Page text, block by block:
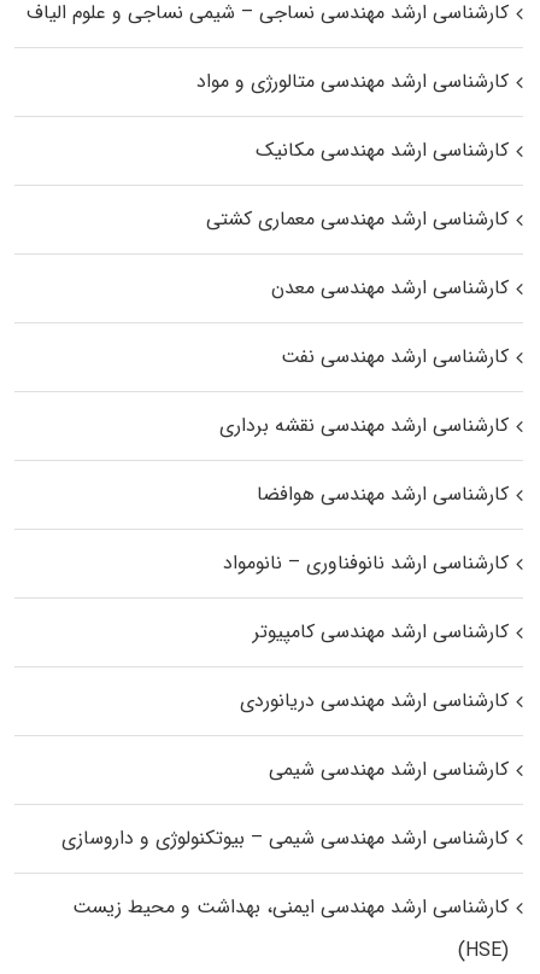
کارشناسی ارشد مهندسی نساجی – شیمی نساجی و علوم الیاف
کارشناسی ارشد مهندسی متالورژی و مواد
کارشناسی ارشد مهندسی مکانیک
کارشناسی ارشد مهندسی معماری کشتی
کارشناسی ارشد مهندسی معدن
کارشناسی ارشد مهندسی نفت
کارشناسی ارشد مهندسی نقشه برداری
کارشناسی ارشد مهندسی هوافضا
کارشناسی ارشد نانوفناوری – نانومواد
کارشناسی ارشد مهندسی کامپیوتر
کارشناسی ارشد مهندسی دریانوردی
کارشناسی ارشد مهندسی شیمی
کارشناسی ارشد مهندسی شیمی – بیوتکنولوژی و داروسازی
کارشناسی ارشد مهندسی ایمنی، بهداشت و محیط زیست
(HSE)